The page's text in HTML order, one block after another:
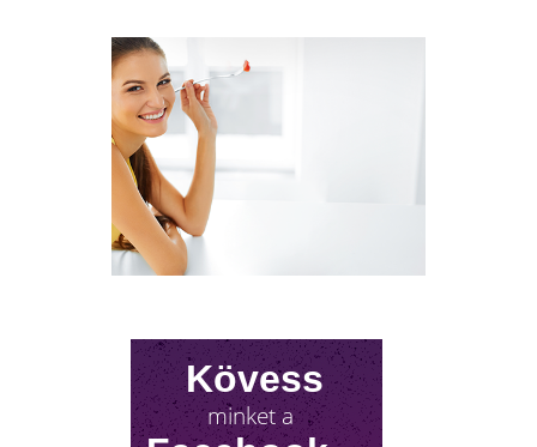
NYIROKRENDSZER KISOKOS
hallani! Mutatjuk, mit tehetsz érte!
Kövess
minket a